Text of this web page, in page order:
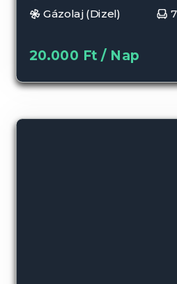
Gázolaj (Dizel)
20.000 Ft / Nap